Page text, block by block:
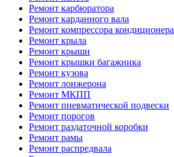
Ремонт карбюратора
Ремонт карданного вала
Ремонт компрессора кондиционера
Ремонт крыла
Ремонт крыши
Ремонт крышки багажника
Ремонт кузова
Ремонт лонжерона
Ремонт МКПП
Ремонт пневматической подвески
Ремонт порогов
Ремонт раздаточной коробки
Ремонт рамы
Ремонт распредвала